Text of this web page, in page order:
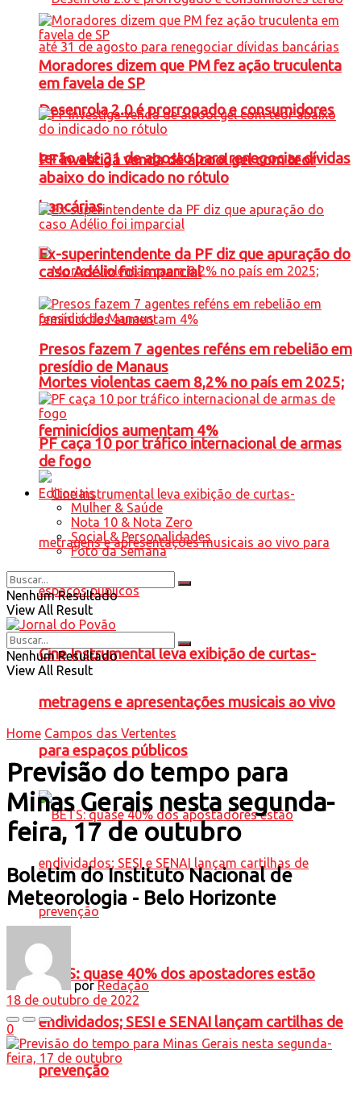
Desenrola 2.0 é prorrogado e consumidores
terão até 31 de agosto para renegociar dívidas
bancárias
Mortes violentas caem 8,2% no país em 2025;
feminicídios aumentam 4%
Cine Instrumental leva exibição de curtas-
metragens e apresentações musicais ao vivo
para espaços públicos
BETS: quase 40% dos apostadores estão
endividados; SESI e SENAI lançam cartilhas de
prevenção
Moradores dizem que PM fez ação truculenta
em favela de SP
PF investiga venda de álcool gel com teor
abaixo do indicado no rótulo
Ex-superintendente da PF diz que apuração do
caso Adélio foi imparcial
Presos fazem 7 agentes reféns em rebelião em
presídio de Manaus
PF caça 10 por tráfico internacional de armas
de fogo
Editoriais
Mulher & Saúde
Nota 10 & Nota Zero
Social & Personalidades
Foto da Semana
Nenhum Resultado
View All Result
Nenhum Resultado
View All Result
Home Campos das Vertentes
Previsão do tempo para
Minas Gerais nesta segunda-
feira, 17 de outubro
Boletim do Instituto Nacional de
Meteorologia - Belo Horizonte
por Redação
18 de outubro de 2022
0